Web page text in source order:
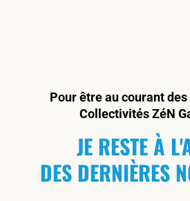
Pour être au courant
Collectivités ZéN
JE RESTE À
DES DERNIÈRES